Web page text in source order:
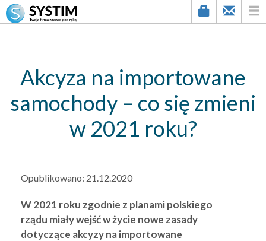
string(2) "84"
Akcyza na importowane
samochody – co się zmieni
w 2021 roku?
Opublikowano: 21.12.2020
W 2021 roku zgodnie z planami polskiego
rządu miały wejść w życie nowe zasady
dotyczące akcyzy na importowane